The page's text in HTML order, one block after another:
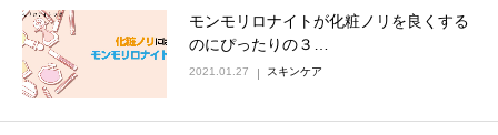
モンモリロナイトが化粧ノリを良くする
のにぴったりの３…
2021.01.27 スキンケア